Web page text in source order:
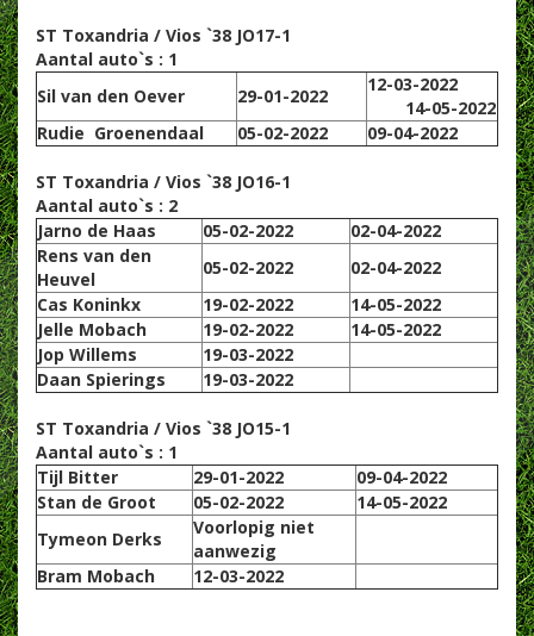
ST Toxandria / Vios `38 JO17-1
Aantal auto`s : 1
Sil van den Oever
29-01-2022
12-03-2022
14-05-2022
Rudie Groenendaal
05-02-2022 09-04-2022
ST Toxandria / Vios `38 JO16-1
Aantal auto`s : 2
Jarno de Haas
05-02-2022
02-04-2022
Rens van den
Heuvel
05-02-2022
02-04-2022
Cas Koninkx
19-02-2022
14-05-2022
Jelle Mobach
19-02-2022
14-05-2022
Jop Willems
19-03-2022
Daan Spierings
19-03-2022
ST Toxandria / Vios `38 JO15-1
Aantal auto`s : 1
Tijl Bitter
29-01-2022
09-04-2022
Stan de Groot
05-02-2022
14-05-2022
Tymeon Derks
Voorlopig niet
aanwezig
Bram Mobach
12-03-2022